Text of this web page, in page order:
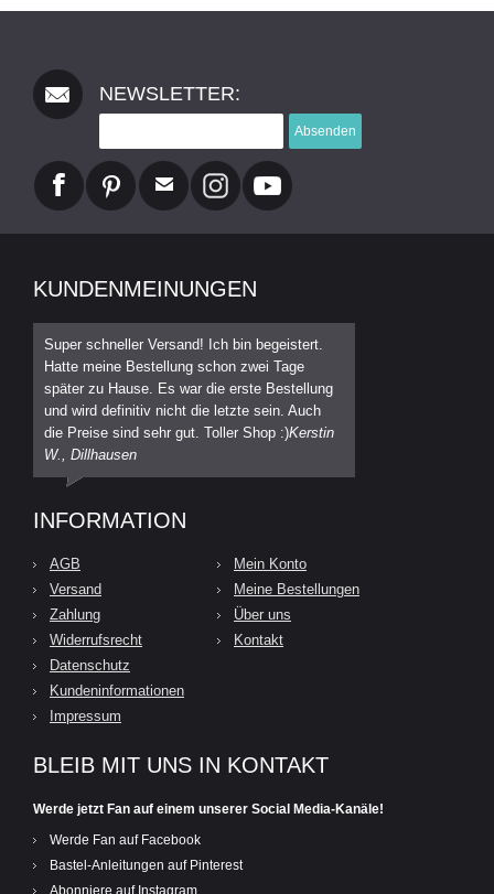
NEWSLETTER:
Absenden
KUNDENMEINUNGEN
Super schneller Versand! Ich bin begeistert.
Hatte meine Bestellung schon zwei Tage
später zu Hause. Es war die erste Bestellung
und wird definitiv nicht die letzte sein. Auch
die Preise sind sehr gut. Toller Shop :)Kerstin
W., Dillhausen
INFORMATION
AGB
Versand
Zahlung
Widerrufsrecht
Datenschutz
Kundeninformationen
Impressum
Mein Konto
Meine Bestellungen
Über uns
Kontakt
BLEIB MIT UNS IN KONTAKT
Werde jetzt Fan auf einem unserer Social Media-Kanäle!
Werde Fan auf Facebook
Bastel-Anleitungen auf Pinterest
Abonniere auf Instagram